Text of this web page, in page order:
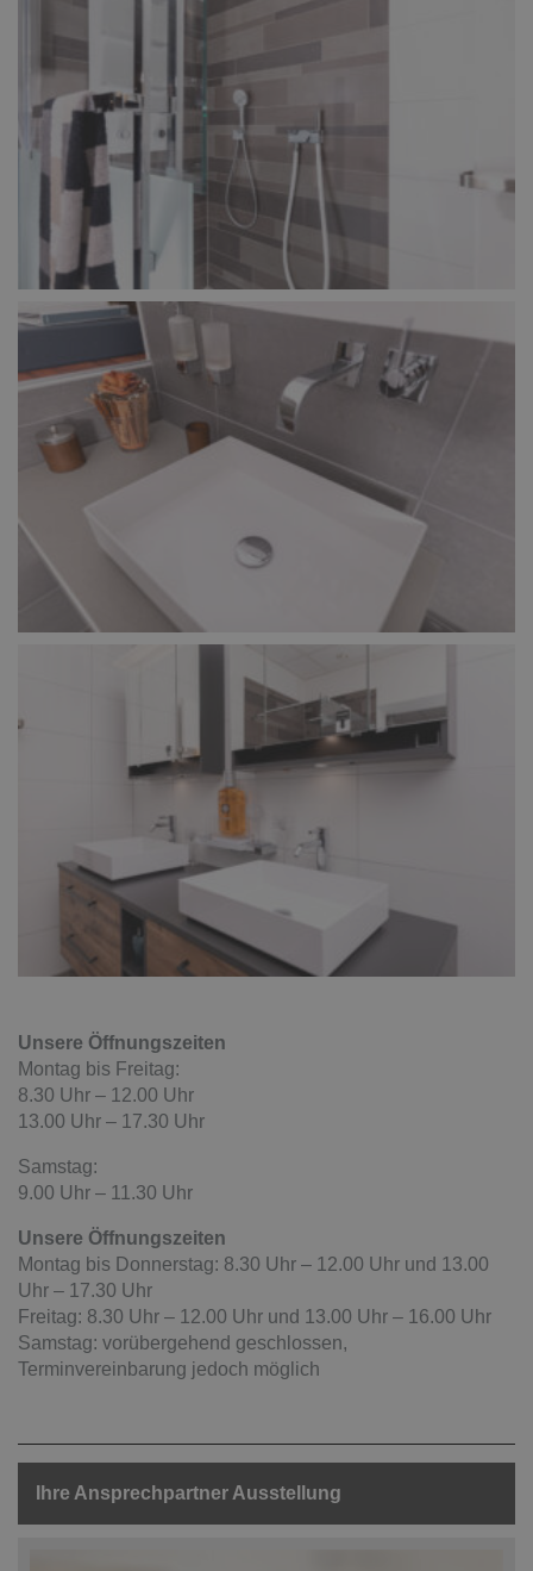
Unsere Öffnungszeiten
Montag bis Freitag:
8.30 Uhr – 12.00 Uhr
13.00 Uhr – 17.30 Uhr
Samstag:
9.00 Uhr – 11.30 Uhr
Unsere Öffnungszeiten
Montag bis Donnerstag: 8.30 Uhr – 12.00 Uhr und 13.00
Uhr – 17.30 Uhr
Freitag: 8.30 Uhr – 12.00 Uhr und 13.00 Uhr – 16.00 Uhr
Samstag: vorübergehend geschlossen,
Terminvereinbarung jedoch möglich
Ihre Ansprechpartner Ausstellung